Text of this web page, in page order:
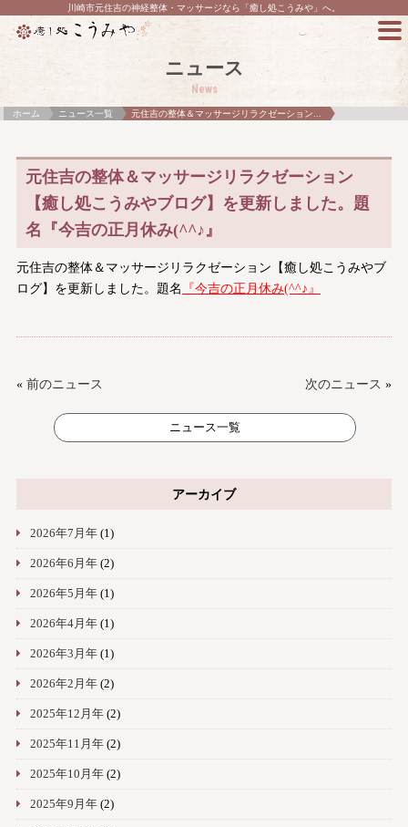
川崎市元住吉の神経整体・マッサージなら「癒し処こうみや」へ。
ニュース
News
ホーム ニュース一覧 元住吉の整体＆マッサージリラクゼーション...
元住吉の整体＆マッサージリラクゼーション
【癒し処こうみやブログ】を更新しました。題
名『今吉の正月休み(^^♪』
元住吉の整体＆マッサージリラクゼーション【癒し処こうみやブ
ログ】を更新しました。題名
『今吉の正月休み(^^♪』
« 前のニュース 次のニュース »
ニュース一覧
アーカイブ
2026年7月年(1)
2026年6月年(2)
2026年5月年(1)
2026年4月年(1)
2026年3月年(1)
2026年2月年(2)
2025年12月年(2)
2025年11月年(2)
2025年10月年(2)
2025年9月年(2)